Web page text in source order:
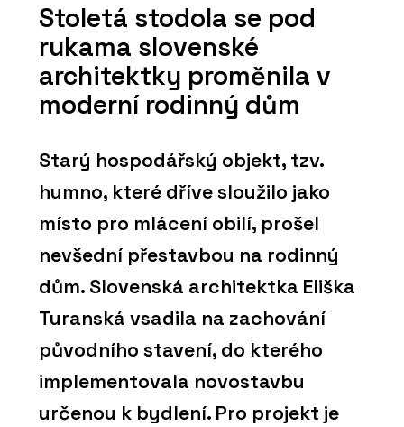
Stoletá stodola se pod
rukama slovenské
architektky proměnila v
moderní rodinný dům
Starý hospodářský objekt, tzv.
humno, které dříve sloužilo jako
místo pro mlácení obilí, prošel
nevšední přestavbou na rodinný
dům. Slovenská architektka Eliška
Turanská vsadila na zachování
původního stavení, do kterého
implementovala novostavbu
určenou k bydlení. Pro projekt je